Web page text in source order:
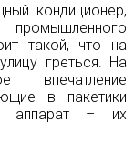
кондиционер,
такой, что на
греться. На
впечатление
в пакетики
аппарат – их